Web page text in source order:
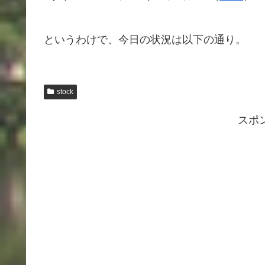
というわけで、今日の状況は以下の通り。
stock
スポ